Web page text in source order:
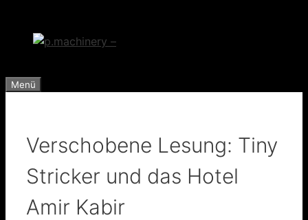
springen
Menü
Verschobene Lesung: Tiny
Stricker und das Hotel
Amir Kabir